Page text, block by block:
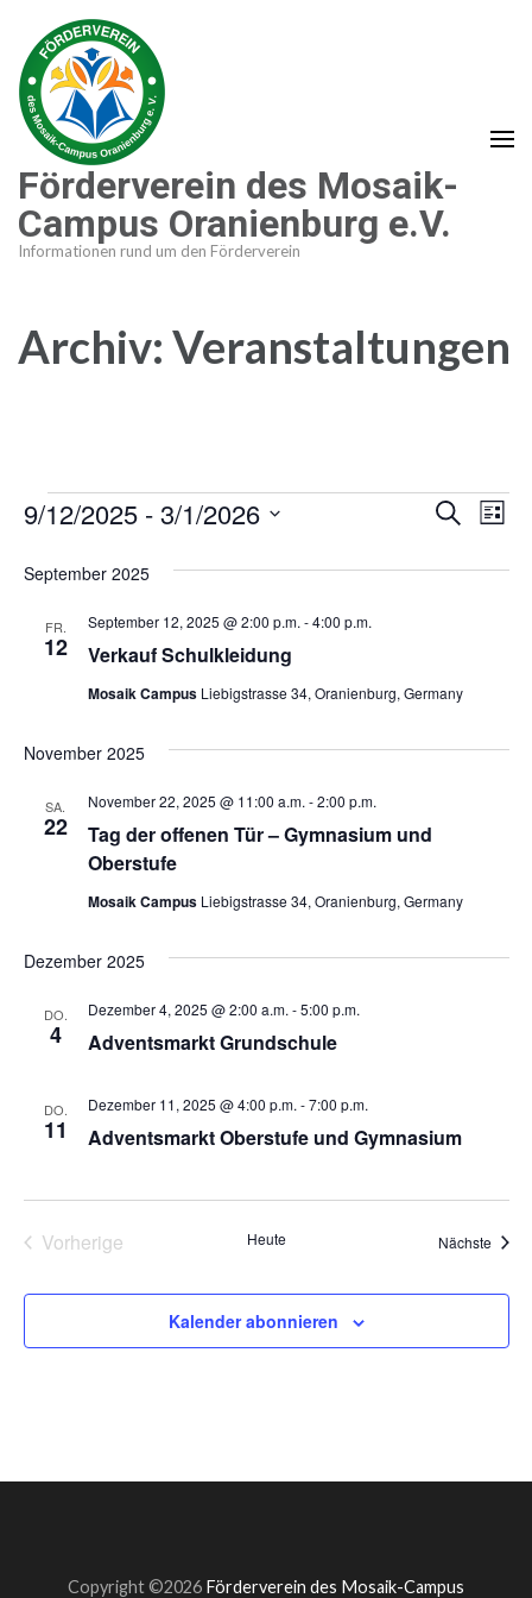
Inhalt
springen
(Enter
drücken)
Förderverein des Mosaik-
Campus Oranienburg e.V.
Informationen rund um den Förderverein
Archiv:Veranstaltungen
Veranstaltungen
Suche
Suche
Liste
9/12/2025 - 3/1/2026
wählen.
September 2025
FR.
12 Verkauf Schulkleidung
September 12, 2025 @ 2:00 p.m. -4:00 p.m.
Mosaik Campus Liebigstrasse 34, Oranienburg, Germany
November 2025
SA.
22
Tag der offenen Tür – Gymnasium und
Oberstufe
November 22, 2025 @ 11:00 a.m. -2:00 p.m.
Mosaik Campus Liebigstrasse 34, Oranienburg, Germany
Dezember 2025
DO.
4 Adventsmarkt Grundschule
Dezember 4, 2025 @ 2:00 a.m. -5:00 p.m.
DO.
11 Adventsmarkt Oberstufe und Gymnasium
Dezember 11, 2025 @ 4:00 p.m. -7:00 p.m.
Vorherige
Heute Nächste
Kalender abonnieren
Copyright ©2026 Förderverein des Mosaik-Campus